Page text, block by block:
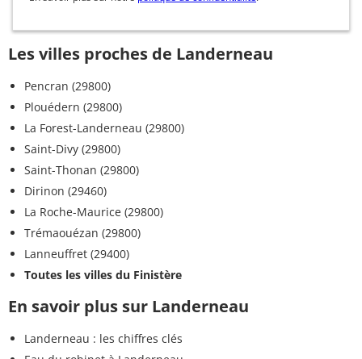
Les villes proches de Landerneau
Pencran (29800)
Plouédern (29800)
La Forest-Landerneau (29800)
Saint-Divy (29800)
Saint-Thonan (29800)
Dirinon (29460)
La Roche-Maurice (29800)
Trémaouézan (29800)
Lanneuffret (29400)
Toutes les villes du Finistère
En savoir plus sur Landerneau
Landerneau : les chiffres clés